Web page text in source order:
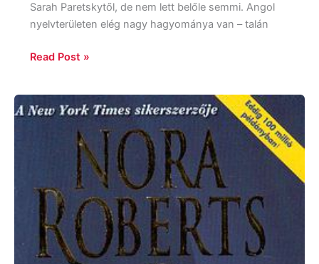
Sarah Paretskytől, de nem lett belőle semmi. Angol
nyelvterületen elég nagy hagyománya van – talán
Read Post »
Nora
Roberts: